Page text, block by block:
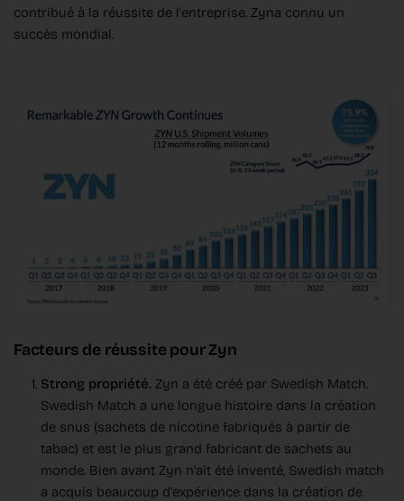
contribué à la réussite de l'entreprise. Zyna connu un
succès mondial.
Facteurs de réussite pour Zyn
Strong propriété. Zyn a été créé par Swedish Match.
Swedish Match a une longue histoire dans la création
de snus (sachets de nicotine fabriqués à partir de
tabac) et est le plus grand fabricant de sachets au
monde. Bien avant Zyn n'ait été inventé, Swedish match
a acquis beaucoup d'expérience dans la création de